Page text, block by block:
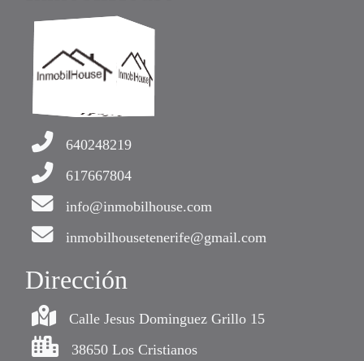
640248219
617667804
info@inmobilhouse.com
inmobilhousetenerife@gmail.com
Dirección
Calle Jesus Dominguez Grillo 15
38650 Los Cristianos